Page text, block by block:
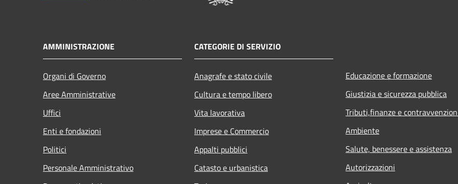
AMMINISTRAZIONE
Organi di Governo
Aree Amministrative
Uffici
Enti e fondazioni
Politici
Personale Amministrativo
CATEGORIE DI SERVIZIO
Anagrafe e stato civile
Cultura e tempo libero
Vita lavorativa
Imprese e Commercio
Appalti pubblici
Catasto e urbanistica
Educazione e formazione
Giustizia e sicurezza pubblica
Tributi,finanze e
Ambiente
Salute, benessere e assistenza
Autorizzazioni